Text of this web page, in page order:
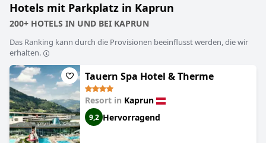
Hotels mit Parkplatz in Kaprun
200+ HOTELS IN UND BEI KAPRUN
Das Ranking kann durch die Provisionen beeinflusst werden, die wir
erhalten.
Tauern Spa Hotel & Therme
Resort in Kaprun
9,2 Hervorragend